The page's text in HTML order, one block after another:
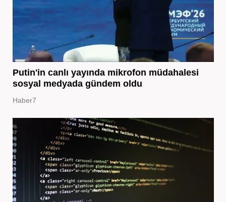
Putin'in canlı yayında mikrofon müdahalesi
sosyal medyada gündem oldu
Haber7